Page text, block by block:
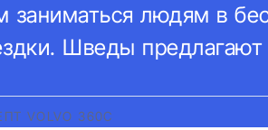
заниматься людям в
Шведы
VOLVO 360C